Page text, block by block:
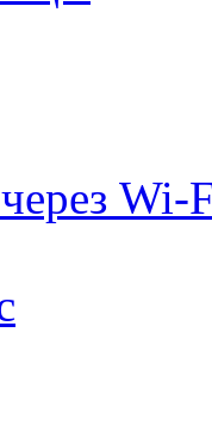
Wi-